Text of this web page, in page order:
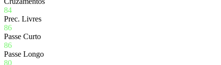
84
Prec. Livres
86
Passe Curto
86
Passe Longo
80